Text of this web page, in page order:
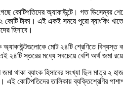
কোটিপতিদের অ্যাকাউন্টে। গত ডিসেম্বর
টাকা। এই একই সময়ে পুরো ব্যাংকিং
হিসাবে।
অ্যাকাউন্টগুলোকে মোট ২৪টি শ্রেণিতে
২৪টি স্তরের মধ্যে সবচেয়ে বেশি অর্থ জমা
থাকা ব্যাংক হিসাবের সংখ্যা ছিল মাত্র ২
কোটিপতিদের তালিকায় ব্যক্তিশ্রেণির